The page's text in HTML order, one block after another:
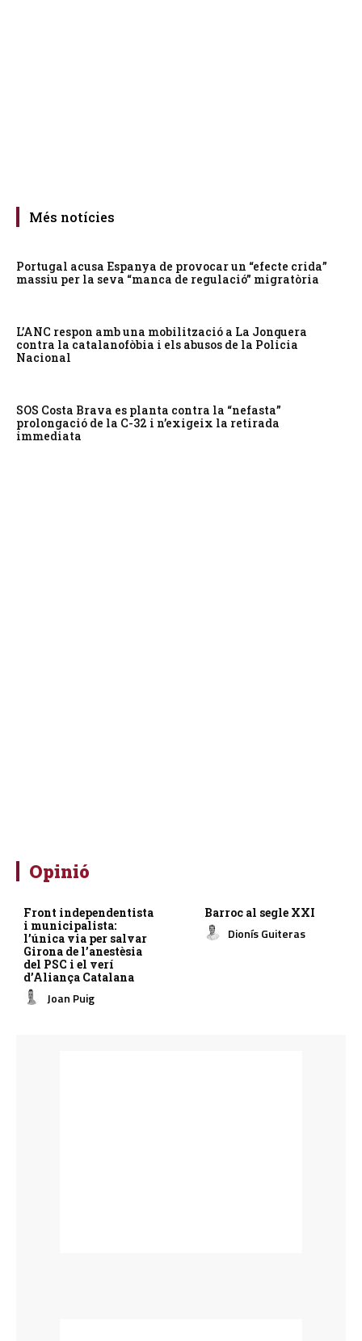
Més notícies
Portugal acusa Espanya de provocar un “efecte crida”
massiu per la seva “manca de regulació” migratòria
L’ANC respon amb una mobilització a La Jonquera
contra la catalanofòbia i els abusos de la Policia
Nacional
SOS Costa Brava es planta contra la “nefasta”
prolongació de la C-32 i n’exigeix la retirada
immediata
Opinió
Front independentista
i municipalista:
l’única via per salvar
Girona de l’anestèsia
del PSC i el verí
d’Aliança Catalana
Joan Puig
Barroc al segle XXI
Dionís Guiteras